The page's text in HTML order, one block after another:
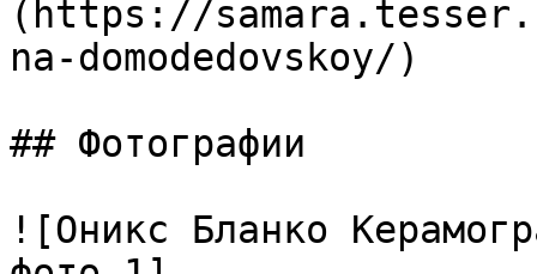
(https://
na-domodedovskoy/)
## Фотографии
![Оникс Бланко